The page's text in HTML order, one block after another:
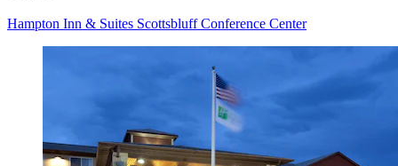
Hampton Inn & Suites Scottsbluff Conference Center